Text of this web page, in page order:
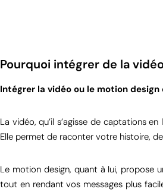
Pourquoi intégrer de la
Intégrer la vidéo ou le motion
La vidéo, qu’il s’agisse de captations
Elle permet de raconter votre histoire,
Le motion design, quant à lui, propose
tout en rendant vos messages plus